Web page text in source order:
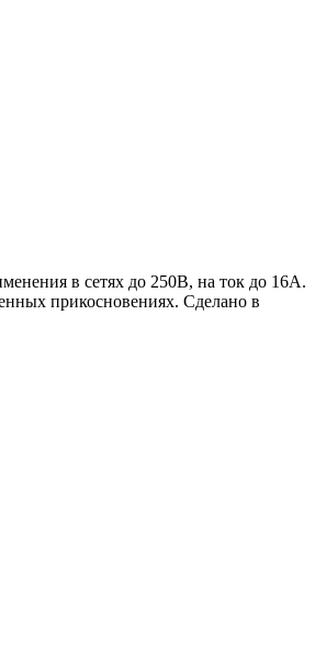
в сетях до 250В, на ток до 16А.
прикосновениях. Сделано в